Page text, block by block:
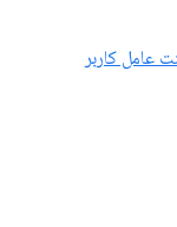
عامل کاربر